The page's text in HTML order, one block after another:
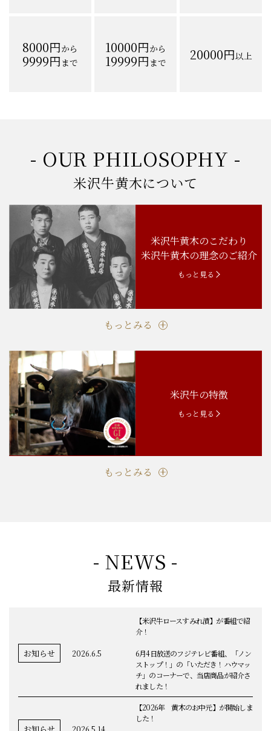
8000円から
9999円まで
10000円から
19999円まで 20000円以上
- OUR PHILOSOPHY -
米沢牛黄木について
米沢牛黄木のこだわり
米沢牛黄木の理念のご紹介
もっと見る
もっとみる
米沢牛の特徴
もっと見る
もっとみる
- NEWS -
最新情報
お知らせ 2026.6.5
【米沢牛ロースすみれ漬】が番組で紹
介！
6月4日放送のフジテレビ番組、「ノン
ストップ！」の「いただき！ハウマッ
チ」のコーナーで、当店商品が紹介さ
れました！
2026.5.14
【2026年 黄木のお中元】が開始しま
した！